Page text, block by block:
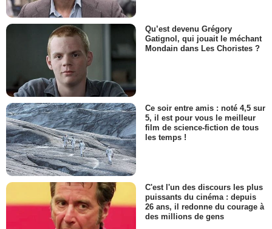
Qu’est devenu Grégory
Gatignol, qui jouait le méchant
Mondain dans Les Choristes ?
Ce soir entre amis : noté 4,5 sur
5, il est pour vous le meilleur
film de science-fiction de tous
les temps !
C'est l'un des discours les plus
puissants du cinéma : depuis
26 ans, il redonne du courage à
des millions de gens